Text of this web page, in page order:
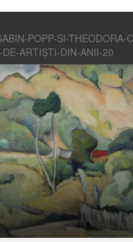
POPP-SI-THEODORA-
ARTIȘTI-DIN-ANII-20